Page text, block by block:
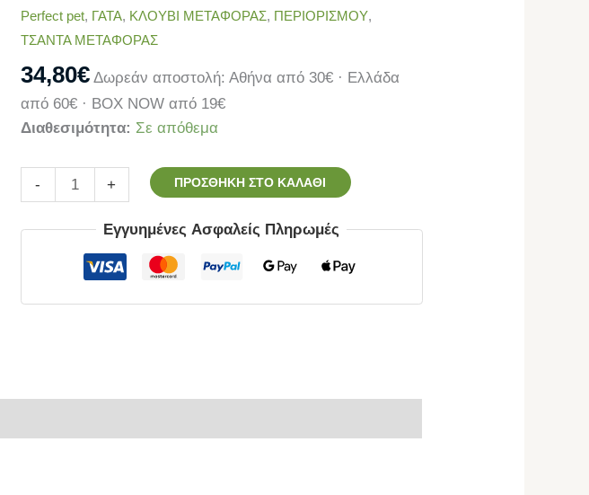
Perfect pet, ΓΑΤΑ, ΚΛΟΥΒΙ ΜΕΤΑΦΟΡΑΣ, ΠΕΡΙΟΡΙΣΜΟΥ,
ΤΣΑΝΤΑ ΜΕΤΑΦΟΡΑΣ
34,80€ Δωρεάν αποστολή: Αθήνα από 30€ · Ελλάδα
από 60€ · BOX NOW από 19€
Διαθεσιμότητα: Σε απόθεμα
- + ΠΡΟΣΘΉΚΗ ΣΤΟ ΚΑΛΆΘΙ
Εγγυημένες Ασφαλείς Πληρωμές